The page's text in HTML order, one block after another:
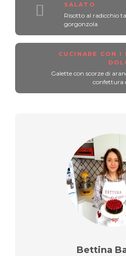
SALATO
Risotto al radicchio
gorgonzola
CUCINARE CON I
Galette con scorze di
confettura
Bettina